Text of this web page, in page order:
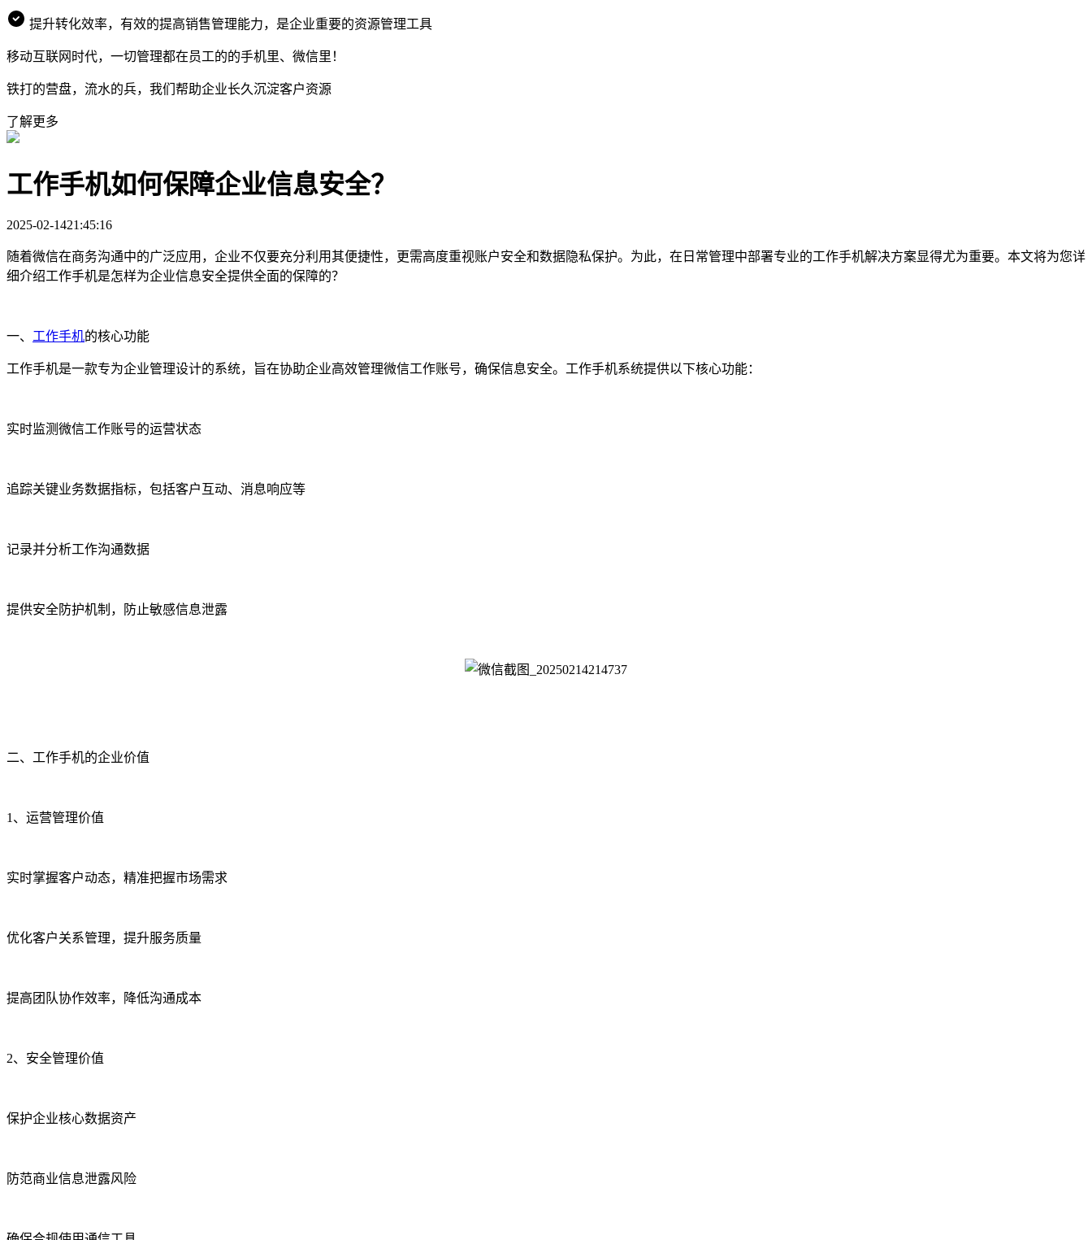
提升转化效率，有效的提高销售管理能力，是企业重要的资源管理工具
移动互联网时代，一切管理都在员工的的手机里、微信里！
铁打的营盘，流水的兵，我们帮助企业长久沉淀客户资源
了解更多
工作手机如何保障企业信息安全？
2025-02-1421:45:16
随着微信在商务沟通中的广泛应用，企业不仅要充分利用其便捷性，更需高度重视账户安全和数据隐私保护。为此，在日常管理中部署专业的工作手机解决方案显得尤为重要。本文将为您详
细介绍工作手机是怎样为企业信息安全提供全面的保障的？
一、 工作手机的核心功能
工作手机是一款专为企业管理设计的系统，旨在协助企业高效管理微信工作账号，确保信息安全。工作手机系统提供以下核心功能：
实时监测微信工作账号的运营状态
追踪关键业务数据指标，包括客户互动、消息响应等
记录并分析工作沟通数据
提供安全防护机制，防止敏感信息泄露
二、工作手机的企业价值
1、运营管理价值
实时掌握客户动态，精准把握市场需求
优化客户关系管理，提升服务质量
提高团队协作效率，降低沟通成本
2、安全管理价值
保护企业核心数据资产
防范商业信息泄露风险